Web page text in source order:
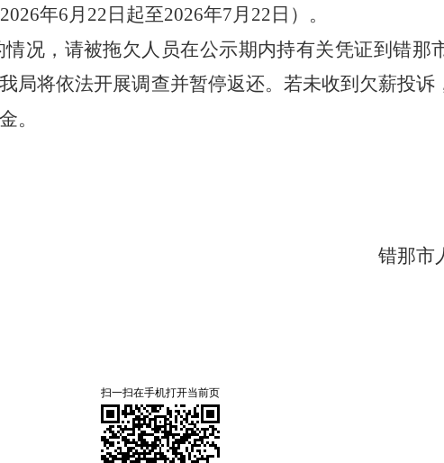
年6月22日起至2026年7月22日）。
况，请被拖欠人员在公示期内持有关凭证到错那
局将依法开展调查并暂停返还。若未收到欠薪投诉
。
错那市
扫一扫在手机打开当前页